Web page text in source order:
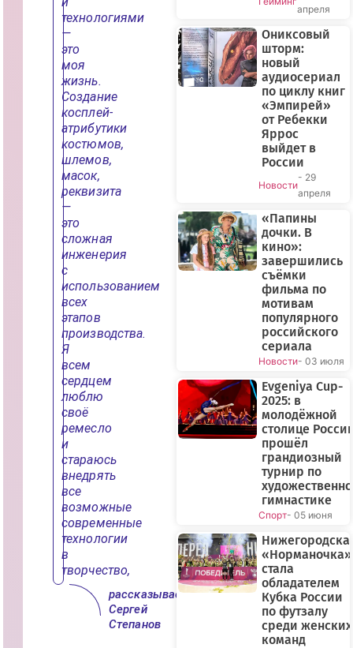
технологиями
—
это
моя
жизнь.
Создание
косплей-
атрибутики
костюмов,
шлемов,
масок,
реквизита
—
это
сложная
инженерия
с
использованием
всех
этапов
производства.
Я
всем
сердцем
люблю
своё
ремесло
и
стараюсь
внедрять
все
возможные
современные
технологии
в
творчество,
рассказывает
Сергей
Степанов
апреля
Ониксовый
шторм:
новый
аудиосериал
по циклу книг
«Эмпирей»
от Ребекки
Яррос
выйдет в
России
Новости
- 29
апреля
«Папины
дочки. В
кино»:
завершились
съёмки
фильма по
мотивам
популярного
российского
сериала
Новости- 03 июля
Evgeniya Cup-
2025: в
молодёжной
столице
прошёл
грандиозный
турнир по
гимнастике
Спорт- 05 июня
«Норманочка»
стала
обладателем
Кубка России
по футзалу
среди женских
команд